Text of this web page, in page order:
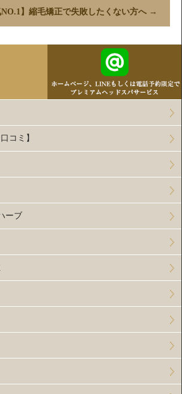
NO.1】縮毛矯正で失敗したくない方へ →
コミ】
ーブ